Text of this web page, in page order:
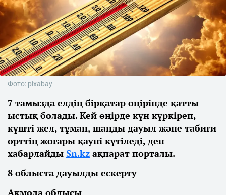
Фото: pixabay
7 тамызда елдің бірқатар өңірінде қатты
ыстық болады. Кей өңірде күн күркіреп,
күшті жел, тұман, шаңды дауыл және табиғи
өрттің жоғары қаупі күтіледі, деп
хабарлайды Sn.kz ақпарат порталы.
8 облыста дауылды ескерту